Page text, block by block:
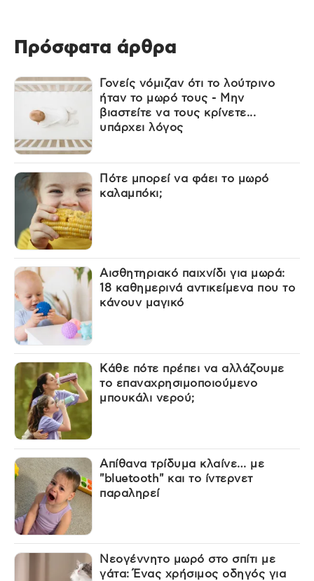
Πρόσφατα άρθρα
Γονείς νόμιζαν ότι το λούτρινο
ήταν το μωρό τους - Μην
βιαστείτε να τους κρίνετε...
υπάρχει λόγος
Πότε μπορεί να φάει το μωρό
καλαμπόκι;
Αισθητηριακό παιχνίδι για μωρά:
18 καθημερινά αντικείμενα που το
κάνουν μαγικό
Κάθε πότε πρέπει να αλλάζουμε
το επαναχρησιμοποιούμενο
μπουκάλι νερού;
Απίθανα τρίδυμα κλαίνε… με
"bluetooth" και το ίντερνετ
παραληρεί
Νεογέννητο μωρό στο σπίτι με
γάτα: Ένας χρήσιμος οδηγός για